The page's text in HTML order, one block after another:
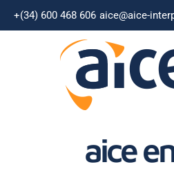
+(34) 600 468 606 aice@aice-
aice